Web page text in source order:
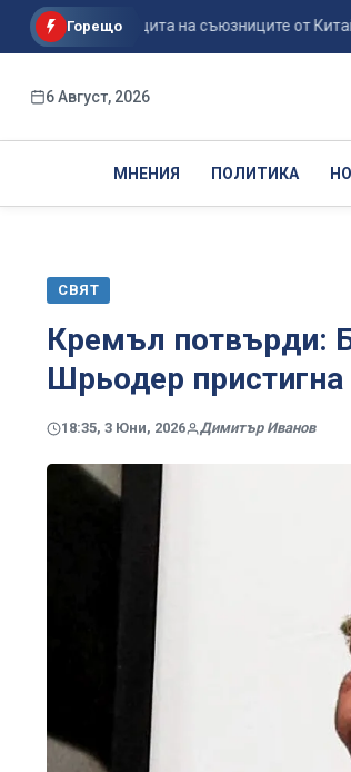
Горещо
за защита на съюзниците от Китай и
6 Август, 2026
МНЕНИЯ ПОЛИТИКА
СВЯТ
Кремъл потвърди:
Шрьодер
18:35, 3 Юни, 2026 Димитър Иванов